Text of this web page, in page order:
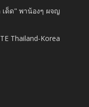
เด็ด" พาน้องๆ ผจญ
Thailand-Korea